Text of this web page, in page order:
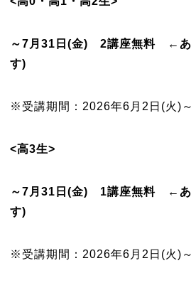
～7月31日(金) 2講座無料 ←あ
す)
※受講期間：2026年6月2日(火)
<高3生>
～7月31日(金) 1講座無料 ←あ
す)
※受講期間：2026年6月2日(火)